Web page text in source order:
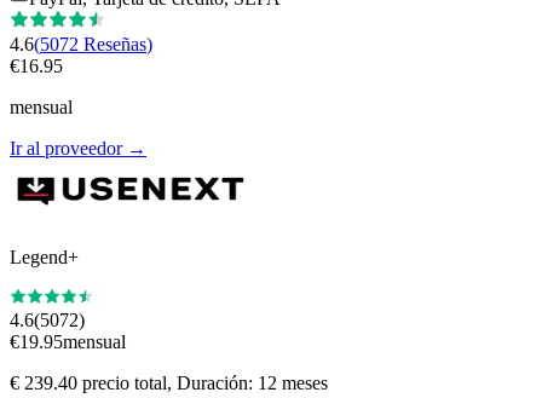
4.6(5072 Reseñas)
€16.95
mensual
Ir al proveedor→
Legend+
4.6(5072)
€19.95mensual
€ 239.40 precio total, Duración: 12 meses